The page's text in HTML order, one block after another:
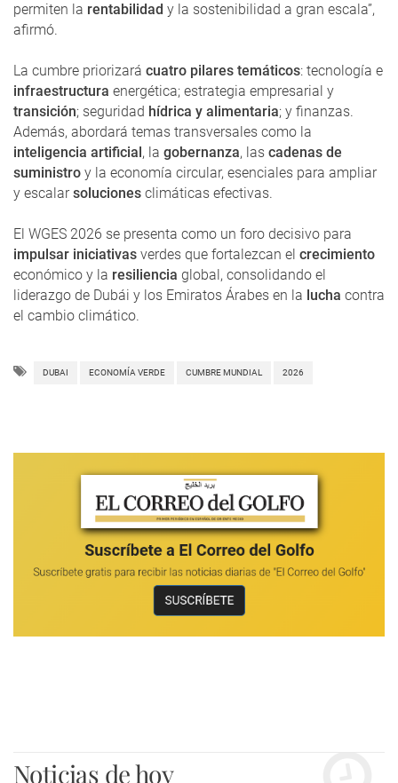
permiten la rentabilidad y la sostenibilidad a gran escala”,
afirmó.
La cumbre priorizará cuatro pilares temáticos: tecnología e
infraestructura energética; estrategia empresarial y
transición; seguridad hídrica y alimentaria; y finanzas.
Además, abordará temas transversales como la
inteligencia artificial , la gobernanza, las cadenas de
suministro y la economía circular, esenciales para ampliar
y escalarsoluciones climáticas efectivas.
El WGES 2026 se presenta como un foro decisivo para
impulsar iniciativas verdes que fortalezcan el crecimiento
económico y la resiliencia global, consolidando el
liderazgo de Dubái y los Emiratos Árabes en la lucha contra
el cambio climático.
DUBAI ECONOMÍA VERDE CUMBRE MUNDIAL 2026
Noticias de hoy